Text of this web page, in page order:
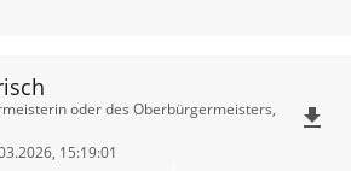
oder des Oberbürgermeisters,
15:19:01
file_download